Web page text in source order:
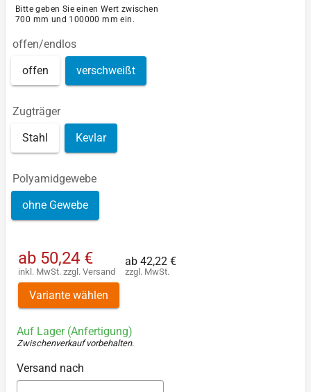
Bitte geben Sie einen Wert zwischen
700 mm und 100000 mm ein.
offen/endlos
offen verschweißt
Zugträger
Stahl Kevlar
Polyamidgewebe
ohne Gewebe
ab 50,24 €
inkl. MwSt. zzgl. Versand
ab 42,22 €
zzgl. MwSt.
Variante wählen
Auf Lager (Anfertigung)
Zwischenverkauf vorbehalten.
Versand nach